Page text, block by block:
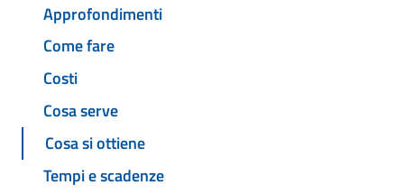
Approfondimenti
Come fare
Costi
Cosa serve
Cosa si ottiene
Tempi e scadenze